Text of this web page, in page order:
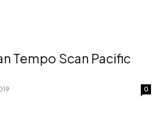
Tempo Scan Pacific
0